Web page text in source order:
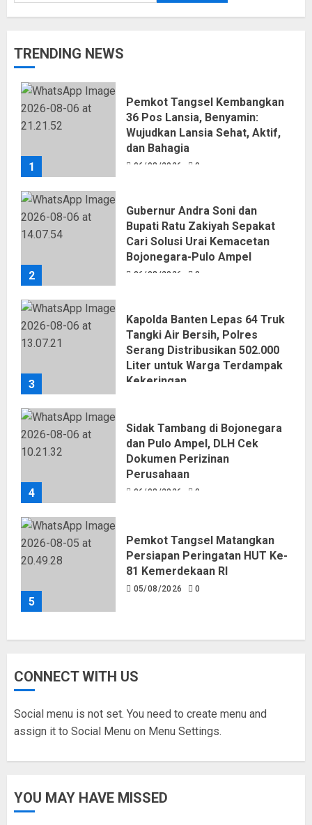
TRENDING NEWS
1
Pemkot Tangsel Kembangkan
36 Pos Lansia, Benyamin:
Wujudkan Lansia Sehat, Aktif,
dan Bahagia
06/08/2026 0
2
Gubernur Andra Soni dan
Bupati Ratu Zakiyah Sepakat
Cari Solusi Urai Kemacetan
Bojonegara-Pulo Ampel
06/08/2026 0
3
Kapolda Banten Lepas 64 Truk
Tangki Air Bersih, Polres
Serang Distribusikan 502.000
Liter untuk Warga Terdampak
Kekeringan
4
Sidak Tambang di Bojonegara
dan Pulo Ampel, DLH Cek
Dokumen Perizinan
Perusahaan
06/08/2026 0
5
Pemkot Tangsel Matangkan
Persiapan Peringatan HUT Ke-
81 Kemerdekaan RI
05/08/2026 0
CONNECT WITH US
Social menu is not set. You need to create menu and
assign it to Social Menu on Menu Settings.
YOU MAY HAVE MISSED